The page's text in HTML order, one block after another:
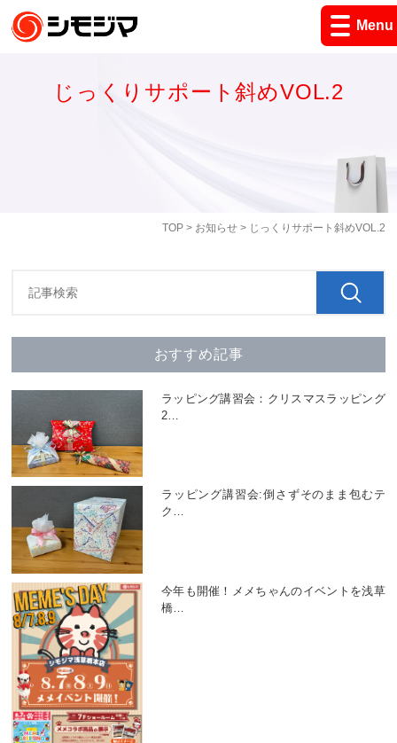
Menu
TOP> お知らせ> じっくりサポート斜めVOL.2
じっくりサポート斜めVOL.2
おすすめ記事
ラッピング講習会：クリスマスラッピング
2…
ラッピング講習会:倒さずそのまま包むテ
ク …
今年も開催！メメちゃんのイベントを浅草
橋…